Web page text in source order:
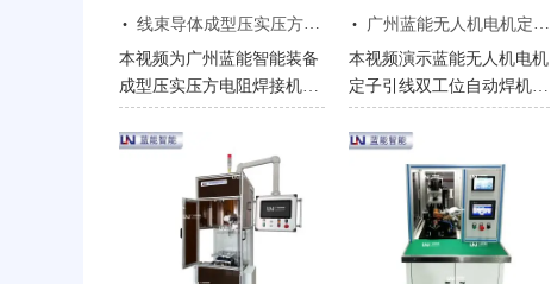
· 线束导体成型压实压方电阻焊机设备视频展示
本视频为广州蓝能智能装备
成型压实压方电阻焊接机设
备实拍工艺演示，完整展示
铜电缆、铜绞线、双绞线安
全气囊线、扁平导线导体、
电缆绞线末端无间隙压实压
方成型全过程。视频真实呈
现设备自动送线、自动压实
压方、自动剪切、全自动焊
· ​广州蓝能无人机电机定子引线双工位自动焊机---焊接操作视频
本视频演示蓝能无人机电机
定子引线双工位自动焊机完
整焊接流程，设备采用热熔
免脱漆工艺，无需预处理漆
包线，双工位交替连续作
业，焊点稳定一致性高。适
配航拍、植保、载重无人机
无刷电机量产，配套拉力、
镜像检测服务，支持试样打